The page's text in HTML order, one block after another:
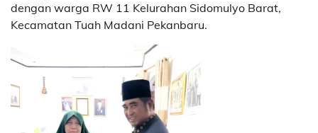
dengan warga RW 11 Kelurahan Sidomulyo Barat,
Kecamatan Tuah Madani Pekanbaru.